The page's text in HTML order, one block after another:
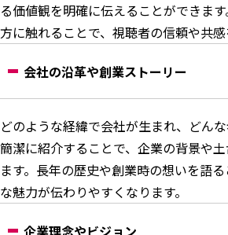
る価値観を明確に伝えることができま
方に触れることで、視聴者の信頼や共感
会社の沿革や創業ストーリー
どのような経緯で会社が生まれ、どん
簡潔に紹介することで、企業の背景や
ます。長年の歴史や創業時の想いを語
な魅力が伝わりやすくなります。
企業理念やビジョン